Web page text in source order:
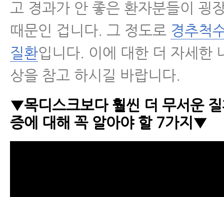
고 경과가 안 좋은 환자분들이 굉
때문인 겁니다. 그 정도로 경추척
질환입니다. 이에 대한 더 자세한
상을 참고 하시길 바랍니다.
▼목디스크보다 훨씬 더 무서운
증에 대해 꼭 알아야 할 7가지▼